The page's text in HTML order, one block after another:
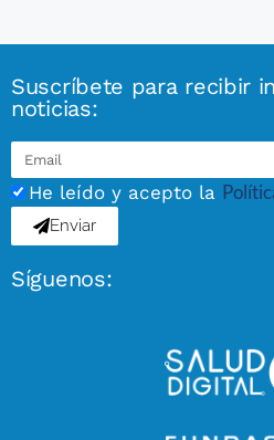
Suscríbete para recibir
noticias:
He leído y acepto la
Enviar
Síguenos: